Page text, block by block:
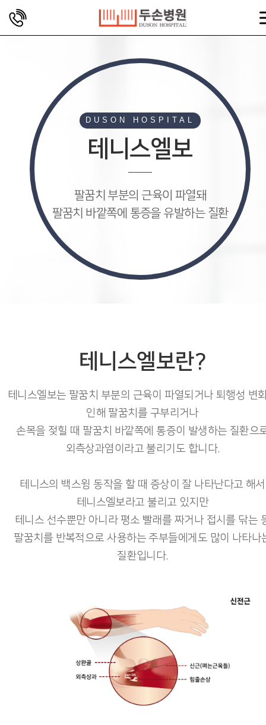
DUSON HOSPITAL
테니스엘보
팔꿈치 부분의 근육이 파열돼
팔꿈치 바깥쪽에 통증을 유발하는 질환
테니스엘보란?
테니스엘보는 팔꿈치 부분의 근육이 파열되거나 퇴행성 변
인해 팔꿈치를 구부리거나
손목을 젖힐 때 팔꿈치 바깥쪽에 통증이 발생하는 질환으
외측상과염이라고 불리기도 합니다.
테니스의 백스윙 동작을 할 때 증상이 잘 나타난다고 해서
테니스엘보라고 불리고 있지만
테니스 선수뿐만 아니라 평소 빨래를 짜거나 접시를 닦는
팔꿈치를 반복적으로 사용하는 주부들에게도 많이 나타나
질환입니다.